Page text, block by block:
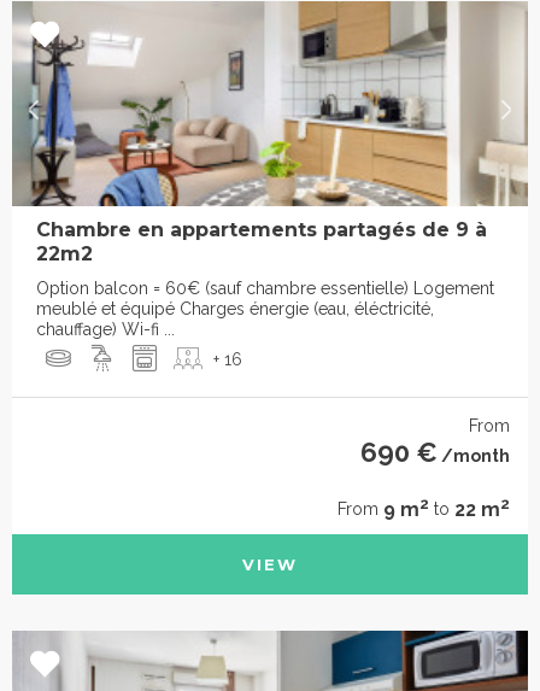
Chambre en appartements partagés de 9 à
22m2
Option balcon = 60€ (sauf chambre essentielle) Logement
meublé et équipé Charges énergie (eau, éléctricité,
chauffage) Wi-fi ...
+ 16
From
690 € /month
From 9 m2 to 22 m2
VIEW